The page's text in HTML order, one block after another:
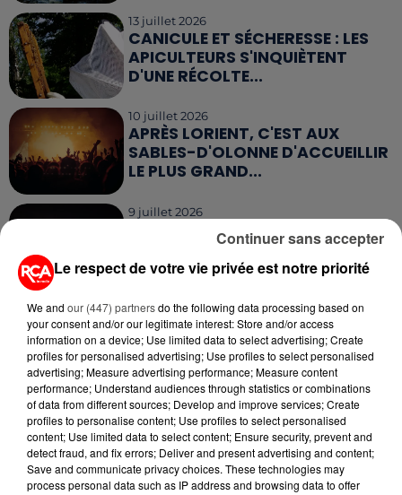
13 juillet 2026
CANICULE ET SÉCHERESSE : LES
APICULTEURS S'INQUIÈTENT
D'UNE RÉCOLTE...
10 juillet 2026
APRÈS LORIENT, C'EST AUX
SABLES-D'OLONNE D'ACCUEILLIR
LE PLUS GRAND...
9 juillet 2026
CANICULE : UNE PLUIE
D'ANNULATIONS POUR LES FEUX
D'ARTIFICE DU...
RETROUVEZ TOUTE L'ACTU DE LA RÉGION ET
RECEVEZ LES ALERTES INFOS DE LA RÉDACTION
EN TÉLÉCHARGEANT L'APPLICATION MOBILE
RCA
Le respect de votre vie privée est notre priorité
We and our (447) partnersdo the following data processing based on
your consent and/or our legitimate interest: Store and/or access
information on a device; Use limited data to select advertising; Create
profiles for personalised advertising; Use profiles to select personalised
advertising; Measure advertising performance; Measure content
performance; Understand audiences through statistics or combinations
of data from different sources; Develop and improve services; Create
profiles to personalise content; Use profiles to select personalised
content; Use limited data to select content; Ensure security, prevent and
detect fraud, and fix errors; Deliver and present advertising and content;
Save and communicate privacy choices. These technologies may
process personal data such as IP address and browsing data to offer
Continuer sans accepter